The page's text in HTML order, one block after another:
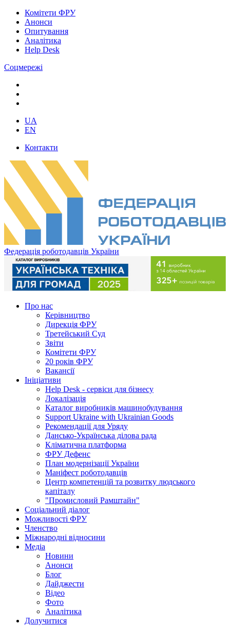
Комітети ФРУ
Анонси
Опитування
Аналітика
Help Desk
Соцмережі
UA
EN
Контакти
Федерація роботодавців України
Про нас
Керівництво
Дирекція ФРУ
Третейський Суд
Звіти
Комітети ФРУ
20 років ФРУ
Вакансії
Ініціативи
Help Desk - сервіси для бізнесу
Локалізація
Каталог виробників машинобудування
Support Ukraine with Ukrainian Goods
Рекомендації для Уряду
Дансько-Українська ділова рада
Кліматична платформа
ФРУ Дефенс
План модернізації України
Маніфест роботодавців
Центр компетенцій та розвитку людського
капіталу
"Промисловий Рамштайн"
Соціальний діалог
Можливості ФРУ
Членство
Міжнародні відносини
Медіа
Новини
Анонси
Блог
Дайджести
Відео
Фото
Аналітика
Долучитися